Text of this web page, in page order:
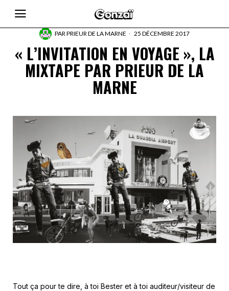
PARPRIEUR DE LA MARNE 25 DÉCEMBRE 2017
« L’INVITATION EN VOYAGE », LA
MIXTAPE PAR PRIEUR DE LA
MARNE
Tout ça pour te dire, à toi Bester et à toi auditeur/visiteur de